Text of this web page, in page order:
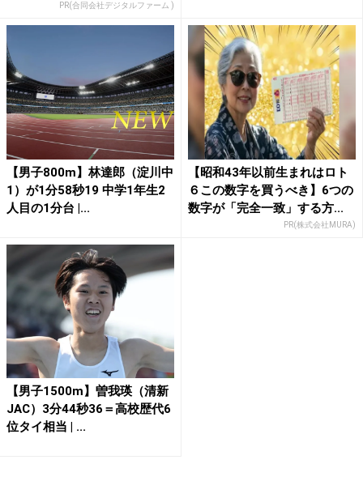
PR(合同会社デジタルファーム )
【男子800m】林達郎（淀川中
1）が1分58秒19 中学1年生2
人目の1分台 |...
【昭和43年以前生まれはロト
６この数字を買うべき】6つの
数字が「完全一致」する方...
PR(株式会社MURA)
【男子1500m】曽我瑛（清新
JAC）3分44秒36＝高校歴代6
位タイ相当 | ...